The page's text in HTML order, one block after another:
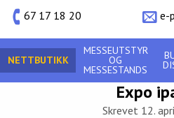
67 17 18 20
e-
NETTBUTIKK
MESSEUTSTYR
OG
MESSESTANDS
Expo
Skrevet 12.